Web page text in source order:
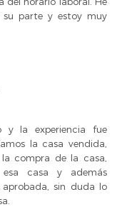
su parte y estoy muy
y la experiencia fue
la casa vendida,
compra de la casa,
esa casa y además
sin duda lo